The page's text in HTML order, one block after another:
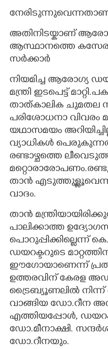
നേരിടുന്നുവെന്നതാണ്
അതിനിടയ്കാണ്
ആസ്ഥാനത്തെ കസേര
സർക്കാർ
നിയമിച്ച ആരോഗ്യ
മന്ത്രി ഇടപെട്ട്
താത്കാലിക ചുമതല
പരിശോധനാ വിവരം
യഥാസമയം
വ്യാധികൾ
രണ്ടാഴ്ചത്തെ
താൻ
വാദം.
താൻ
പാലിക്കാത്ത
പൊറുപ്പിക്കില്ലെന്ന്
ഡയറക്ടറുടെ
ഈഗോയാണെന്ന്
ഉത്തരവിന് കേരള
ട്രൈബ്യൂണലിൽ നിന്ന്
വാങ്ങിയ ഡോ.റീന
എത്തിയപ്പോൾ,
ഡോ.മീനാക്ഷി.
ഡോ.റീനയും.